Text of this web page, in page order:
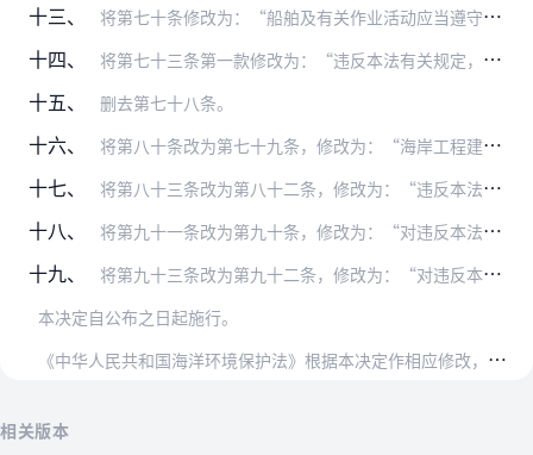
十三、 将第七十条修改为：“船舶及有关作业活动应当遵守有关法律法规和标准，采取有效措施，防止造成海洋环境污染。海事行政主管部门等有关部门应当加强对船舶及有关作业活动的监…
十四、 将第七十三条第一款修改为：“违反本法有关规定，有下列行为之一的，由依照本法规定行使海洋环境监督管理权的部门责令停止违法行为、限期改正或者责令采取限制生产、停产整…
十五、 删去第七十八条。
十六、 将第八十条改为第七十九条，修改为：“海岸工程建设项目未依法进行环境影响评价的，依照《中华人民共和国环境影响评价法》的规定处理。”
十七、 将第八十三条改为第八十二条，修改为：“违反本法第四十七条第一款的规定，进行海洋工程建设项目的，由海洋行政主管部门责令其停止施工，根据违法情节和危害后果，处建设项…
十八、 将第九十一条改为第九十条，修改为：“对违反本法规定，造成海洋环境污染事故的单位，除依法承担赔偿责任外，由依照本法规定行使海洋环境监督管理权的部门依照本条第二款的…
十九、
将第九十三条改为第九十二条，修改为：“对违反本法第十二条有关缴纳排污费、倾倒费规定的行政处罚，由国务院规定。”
本决定自公布之日起施行。
《
中华人民共和国海洋环境保护法》根据本决定作相应修改，重新公布。
相关版本